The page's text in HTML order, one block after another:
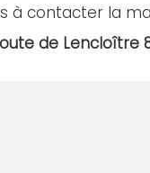
contacter la
de Lencloître